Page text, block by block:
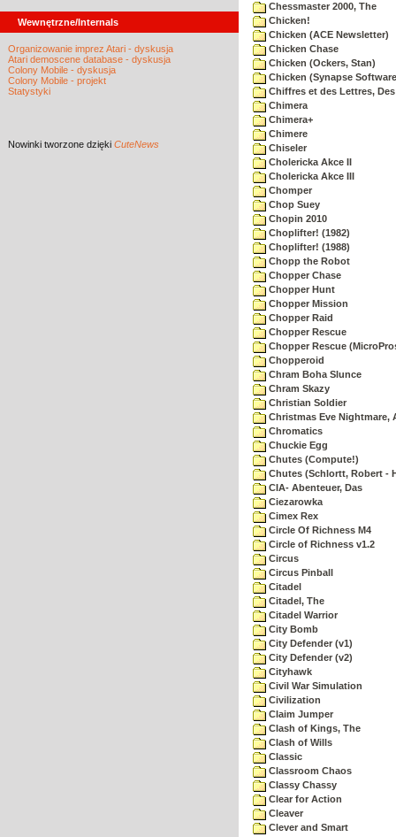
Wewnętrzne/Internals
Organizowanie imprez Atari - dyskusja
Atari demoscene database - dyskusja
Colony Mobile - dyskusja
Colony Mobile - projekt
Statystyki
Nowinki tworzone dzięki CuteNews
Chessmaster 2000, The
Chicken!
Chicken (ACE Newsletter)
Chicken Chase
Chicken (Ockers, Stan)
Chicken (Synapse
Chiffres et des Lettres, Des
Chimera
Chimera+
Chimere
Chiseler
Cholericka Akce II
Cholericka Akce III
Chomper
Chop Suey
Chopin 2010
Choplifter! (1982)
Choplifter! (1988)
Chopp the Robot
Chopper Chase
Chopper Hunt
Chopper Mission
Chopper Raid
Chopper Rescue
Chopper Rescue
Chopperoid
Chram Boha Slunce
Chram Skazy
Christian Soldier
Christmas Eve Nightmare,
Chromatics
Chuckie Egg
Chutes (Compute!)
Chutes (Schlortt, Robert -
CIA- Abenteuer, Das
Ciezarowka
Cimex Rex
Circle Of Richness M4
Circle of Richness v1.2
Circus
Circus Pinball
Citadel
Citadel, The
Citadel Warrior
City Bomb
City Defender (v1)
City Defender (v2)
Cityhawk
Civil War Simulation
Civilization
Claim Jumper
Clash of Kings, The
Clash of Wills
Classic
Classroom Chaos
Classy Chassy
Clear for Action
Cleaver
Clever and Smart